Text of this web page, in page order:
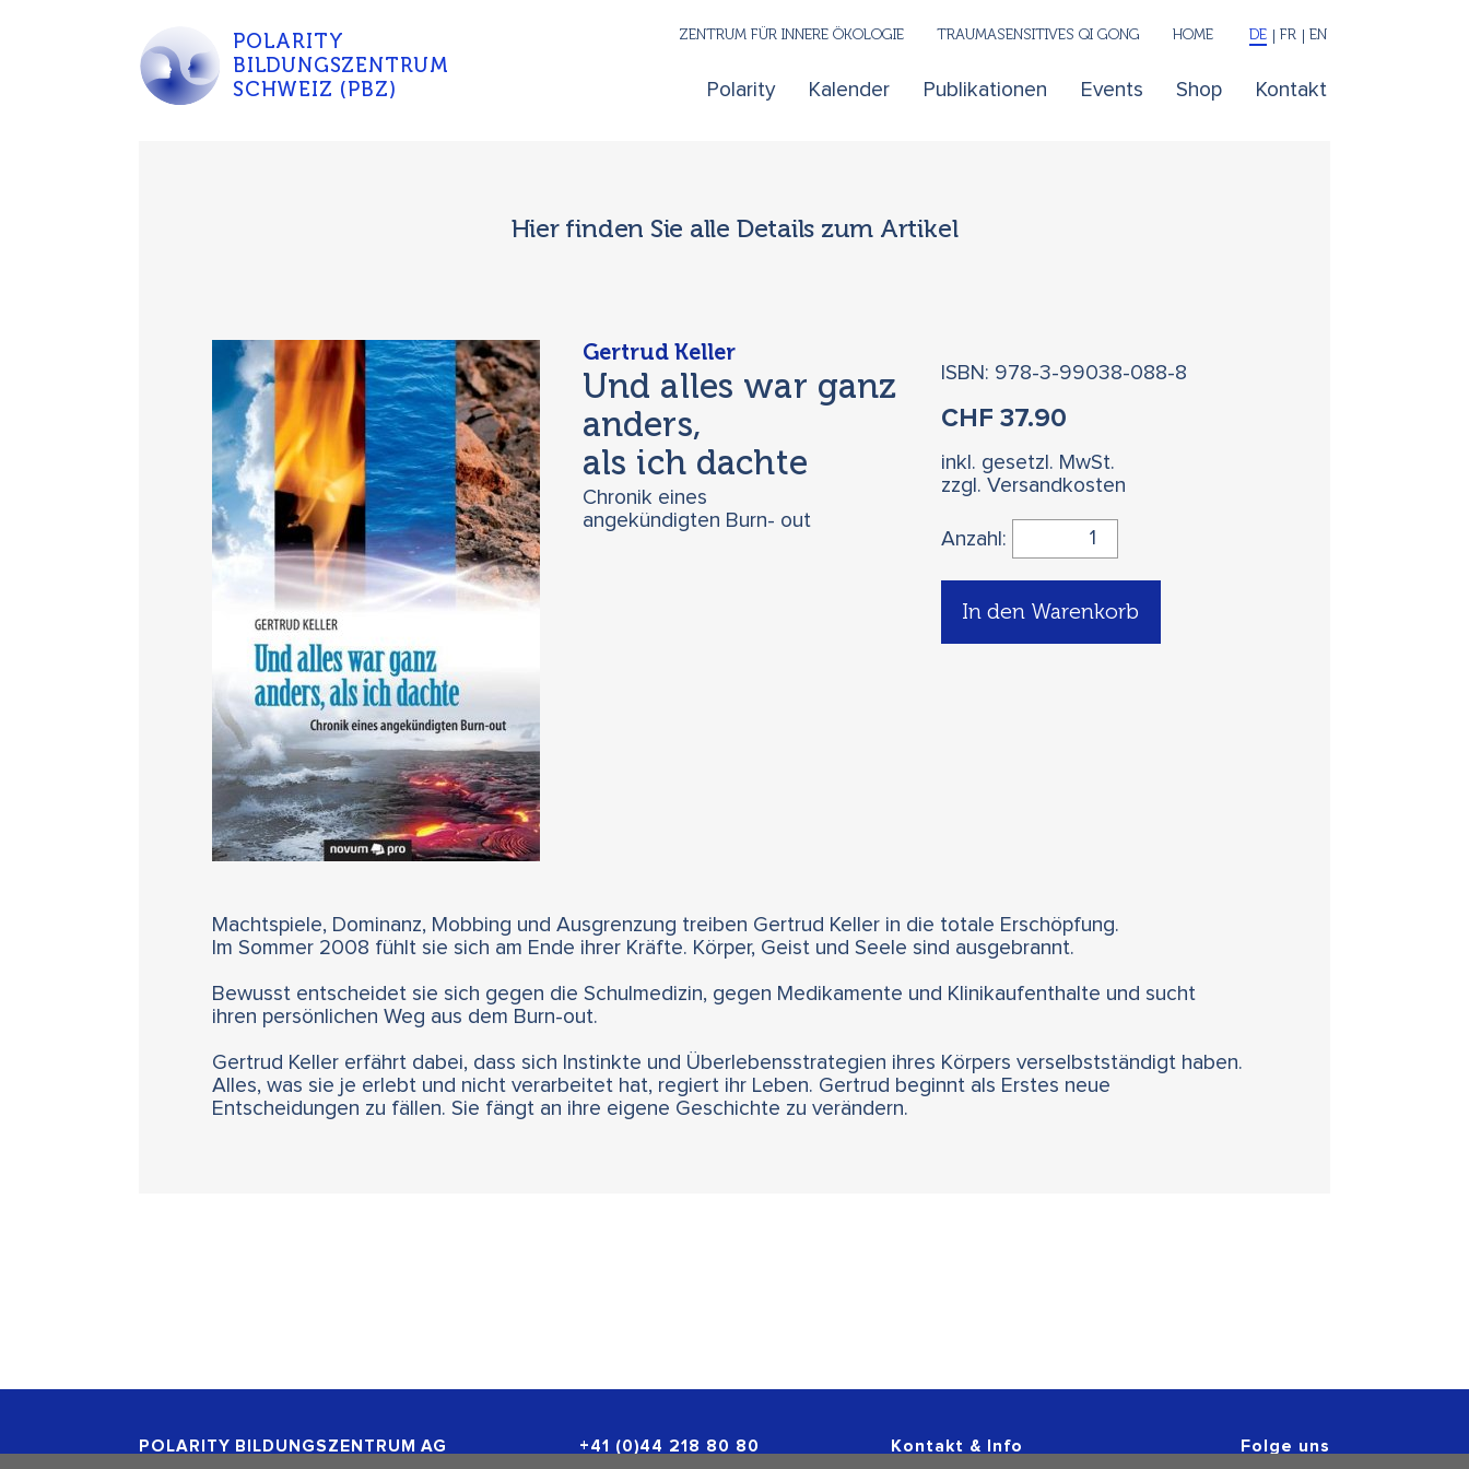
POLARITY
BILDUNGSZENTRUM
SCHWEIZ (PBZ)
Polarity Kalender Publikationen Events Shop Kontakt
ZENTRUM FÜR INNERE ÖKOLOGIE TRAUMASENSITIVES QI GONG HOME DE FR EN
Hier finden Sie alle Details zum Artikel
Gertrud Keller
Und alles war ganz
anders,
als ich dachte
Chronik eines
angekündigten Burn- out
ISBN: 978-3-99038-088-8
CHF 37.90
inkl. gesetzl. MwSt.
zzgl. Versandkosten
Anzahl:
In den Warenkorb
Machtspiele, Dominanz, Mobbing und Ausgrenzung treiben Gertrud Keller in die totale Erschöpfung.
Im Sommer 2008 fühlt sie sich am Ende ihrer Kräfte. Körper, Geist und Seele sind ausgebrannt.
Bewusst entscheidet sie sich gegen die Schulmedizin, gegen Medikamente und Klinikaufenthalte und sucht
ihren persönlichen Weg aus dem Burn-out.
Gertrud Keller erfährt dabei, dass sich Instinkte und Überlebensstrategien ihres Körpers verselbstständigt haben.
Alles, was sie je erlebt und nicht verarbeitet hat, regiert ihr Leben. Gertrud beginnt als Erstes neue
Entscheidungen zu fällen. Sie fängt an ihre eigene Geschichte zu verändern.
POLARITY BILDUNGSZENTRUM AG
+41 (0)44 218 80 80
Kontakt & Info
Folge uns